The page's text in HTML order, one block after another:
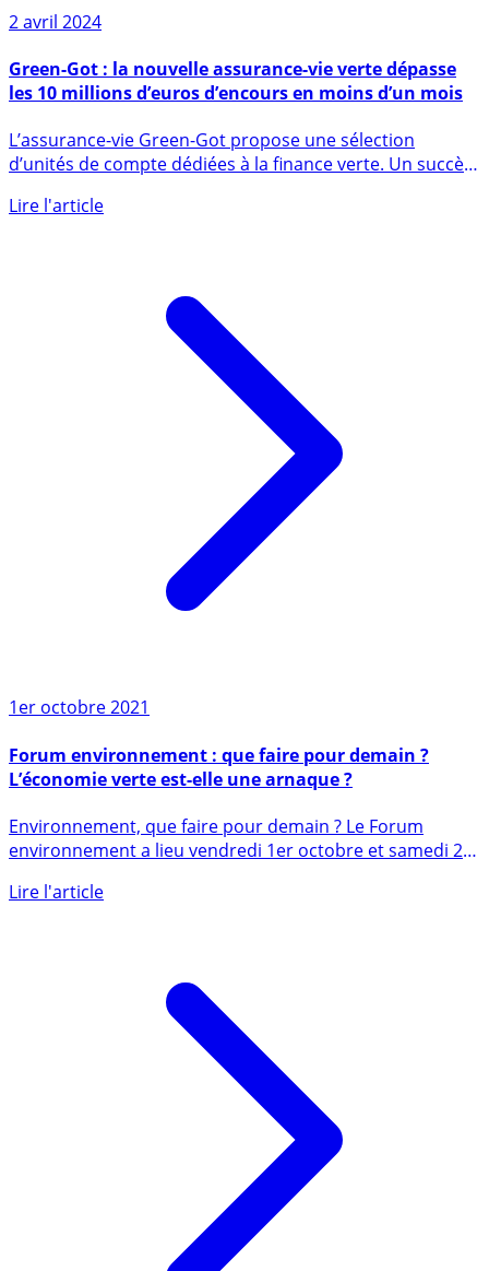
2 avril 2024
les 10 millions d’euros d’encours en moins d’un mois
d’unités de compte dédiées à la finance verte. Un succès
1er octobre 2021
Forum environnement : que faire pour demain ?
L’économie verte est-elle une arnaque ?
environnement a lieu vendredi 1er octobre et samedi 2